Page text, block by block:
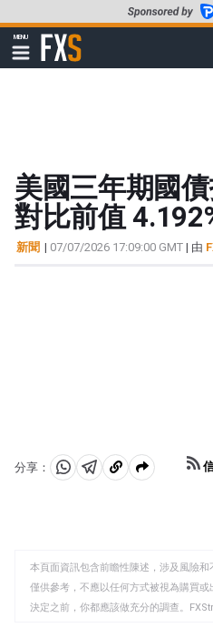
至
要
MENU
顯
示
FXStreet
美國三年期國
對比前值
新聞 | 07/07/2026 17:09:00 GMT | 由
分享：
分 分 複
板
本頁面資訊包含前瞻性陳述，涉及風險
僅供參考，不應以任何方式被視為購買
決定之前，你都應該做充分的調查。